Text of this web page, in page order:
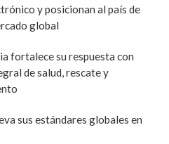
y posicionan al país de
global
fortalece su respuesta con
de salud, rescate y
sus estándares globales en